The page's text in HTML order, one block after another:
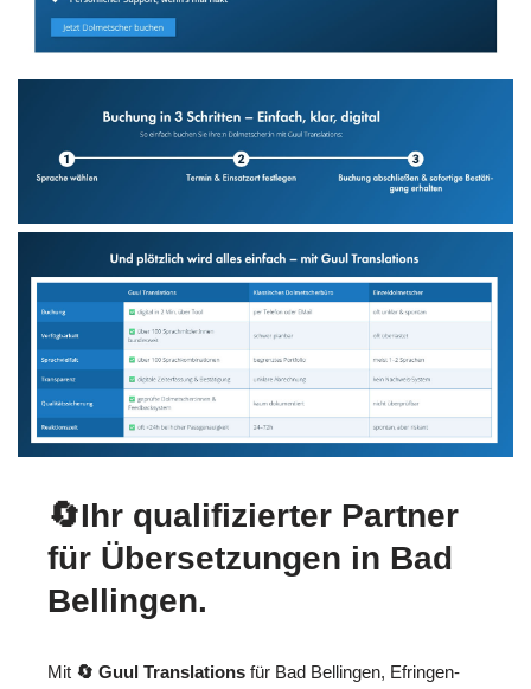
🔄Ihr qualifizierter Partner
für Übersetzungen in Bad
Bellingen.
Mit 🔄 Guul Translations für Bad Bellingen, Efringen-